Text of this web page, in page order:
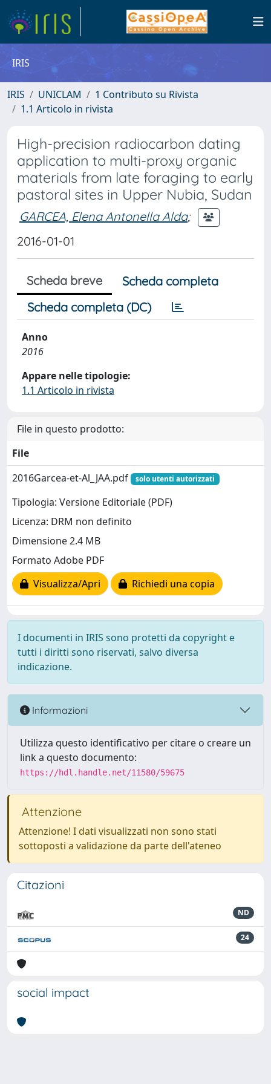
IRIS
IRIS UNICLAM
1 Contributo su Rivista
1.1 Articolo in rivista
High-precision radiocarbon dating
application to multi-proxy organic
materials from late foraging to early
pastoral sites in Upper Nubia, Sudan
GARCEA, Elena Antonella Alda;
2016-01-01
Scheda breve
Scheda completa
Scheda completa (DC)
Anno
2016
Appare nelle tipologie:
1.1 Articolo in rivista
File in questo prodotto:
File
2016Garcea-et-Al_JAA.pdf
solo utenti autorizzati
Tipologia: Versione Editoriale (PDF)
Licenza: DRM non definito
Dimensione 2.4 MB
Formato Adobe PDF
Visualizza/Apri
Richiedi una copia
I documenti in IRIS sono protetti da copyright e
tutti i diritti sono riservati, salvo diversa
indicazione.
Informazioni
Utilizza questo identificativo per citare o creare un
link a questo documento:
https://hdl.handle.net/11580/59675
Attenzione
Attenzione! I dati visualizzati non sono stati
sottoposti a validazione da parte dell'ateneo
Citazioni
ND
24
social impact